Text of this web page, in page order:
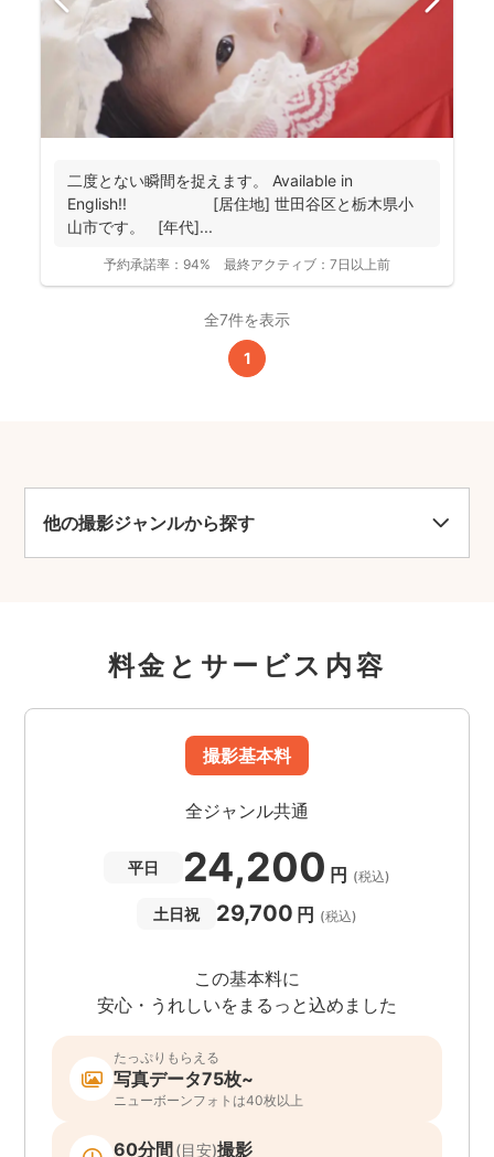
二度とない瞬間を捉えます。 Available in
English!! [居住地] 世田谷区と栃木県小
山市です。 [年代]...
予約承諾率： 94% 最終アクティブ： 7日以上前
全7件を表示
1
他の撮影ジャンルから探す
料金とサービス内容
撮影基本料
全ジャンル共通
平日 24,200 円 (税込)
土日祝 29,700 円 (税込)
この基本料に
安心・うれしいをまるっと込めました
たっぷりもらえる
写真データ75枚~
ニューボーンフォトは40枚以上
60分間(目安)撮影